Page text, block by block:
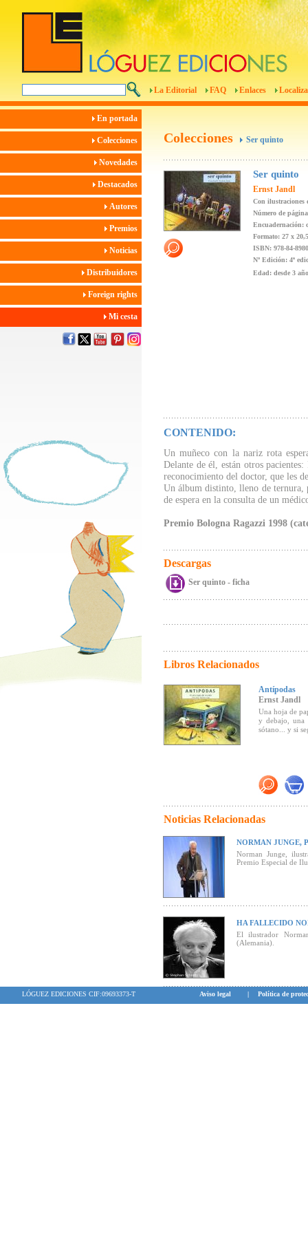
La Editorial FAQ Enlaces
En portada
Colecciones
Novedades
Destacados
Autores
Premios
Noticias
Distribuidores
Foreign rights
Mi cesta
Colecciones Ser quinto
Ser quinto
Ernst Jandl
Con ilustraciones
Número de
Encuadernación:
Formato: 27 x
ISBN: 978-84-
Nº Edición: 4ª
Edad: desde 3
CONTENIDO:
Un muñeco con la nariz rota
Delante de él, están otros
reconocimiento del doctor, que les
Un álbum distinto, lleno de ternura,
de espera en la consulta de un
Premio Bologna Ragazzi 1998
Descargas
Ser quinto - ficha
Libros Relacionados
Antípodas
Ernst Jandl
Una hoja de
y debajo, una
sótano... y si
Noticias Relacionadas
NORMAN JUNGE,
Norman Junge,
Premio Especial de
HA FALLECIDO
El ilustrador
(Alemania).
LÓGUEZ EDICIONES CIF:09693373-T Aviso legal | Política de